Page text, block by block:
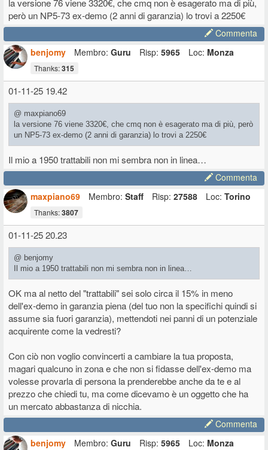
la versione 76 viene 3320€, che cmq non è esagerato ma di più,
però un NP5-73 ex-demo (2 anni di garanzia) lo trovi a 2250€
Commenta
benjomy
Membro: Guru Risp: 5965 Loc: Monza
Thanks:315
01-11-25 19.42
@ maxpiano69
la versione 76 viene 3320€, che cmq non è esagerato ma di più, però
un NP5-73 ex-demo (2 anni di garanzia) lo trovi a 2250€
Il mio a 1950 trattabili non mi sembra non in linea…
Commenta
maxpiano69
Membro: Staff Risp: 27588 Loc: Torino
Thanks:3807
01-11-25 20.23
@ benjomy
Il mio a 1950 trattabili non mi sembra non in linea…
OK ma al netto del "trattabili" sei solo circa il 15% in meno
dell'ex-demo in garanzia piena (del tuo non la specifichi quindi si
assume sia fuori garanzia), mettendoti nei panni di un potenziale
acquirente come la vedresti?
Con ciò non voglio convincerti a cambiare la tua proposta,
magari qualcuno in zona e che non si fidasse dell'ex-demo ma
volesse provarla di persona la prenderebbe anche da te e al
prezzo che chiedi tu, ma come dicevamo è un oggetto che ha
un mercato abbastanza di nicchia.
Commenta
benjomy
Membro: Guru Risp: 5965 Loc: Monza